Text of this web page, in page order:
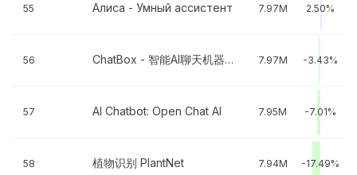
55 Алиса - Умный ассистент 7.97M 2.50%
56 ChatBox - 智能AI聊天机器人中文版 7.97M -3.43%
57 AI Chatbot: Open Chat AI 7.95M -7.01%
58 植物识别 PlantNet 7.94M -17.49%